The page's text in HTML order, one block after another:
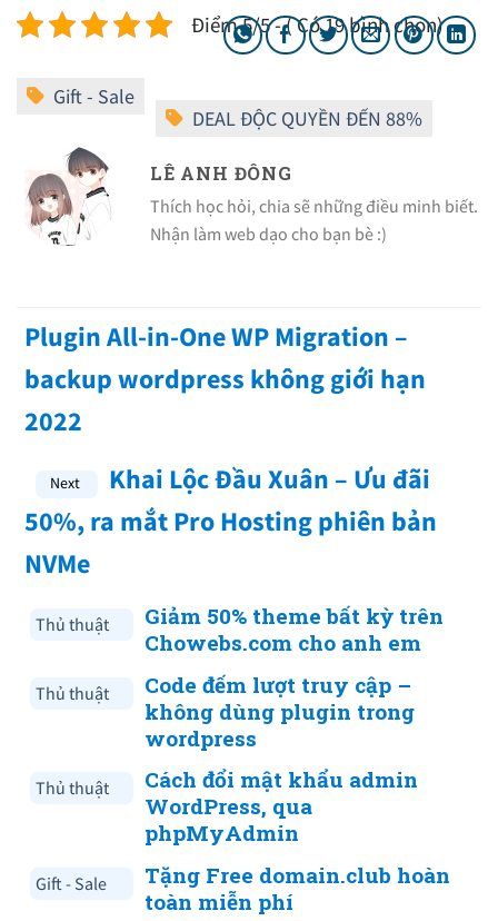
Điểm 5/5 - ( Có 19 bình chọn)
LÊ ANH ĐÔNG
Thích học hỏi, chia sẽ những điều minh biết.
Nhận làm web dạo cho bạn bè :)
Plugin All-in-One WP Migration –
backup wordpress không giới hạn
2022
Khai Lộc Đầu Xuân – Ưu đãi
50%, ra mắt Pro Hosting phiên bản
NVMe
Thủ thuật
Giảm 50% theme bất kỳ trên
Chowebs.com cho anh em
Thủ thuật
Code đếm lượt truy cập –
không dùng plugin trong
wordpress
Thủ thuật
Cách đổi mật khẩu admin
WordPress, qua
phpMyAdmin
Gift - Sale
Tặng Free domain.club hoàn
toàn miễn phí